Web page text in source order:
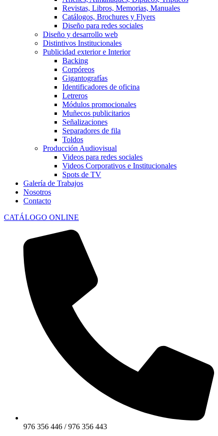
Revistas, Libros, Memorias, Manuales
Catálogos, Brochures y Flyers
Diseño para redes sociales
Diseño y desarrollo web
Distintivos Institucionales
Publicidad exterior e Interior
Backing
Corpóreos
Gigantografías
Identificadores de oficina
Letreros
Módulos promocionales
Muñecos publicitarios
Señalizaciones
Separadores de fila
Toldos
Producción Audiovisual
Videos para redes sociales
Videos Corporativos e Institucionales
Spots de TV
Galería de Trabajos
Nosotros
Contacto
CATÁLOGO ONLINE
976 356 446 / 976 356 443